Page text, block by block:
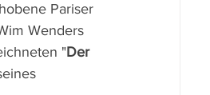
Pariser
Wenders
"Der